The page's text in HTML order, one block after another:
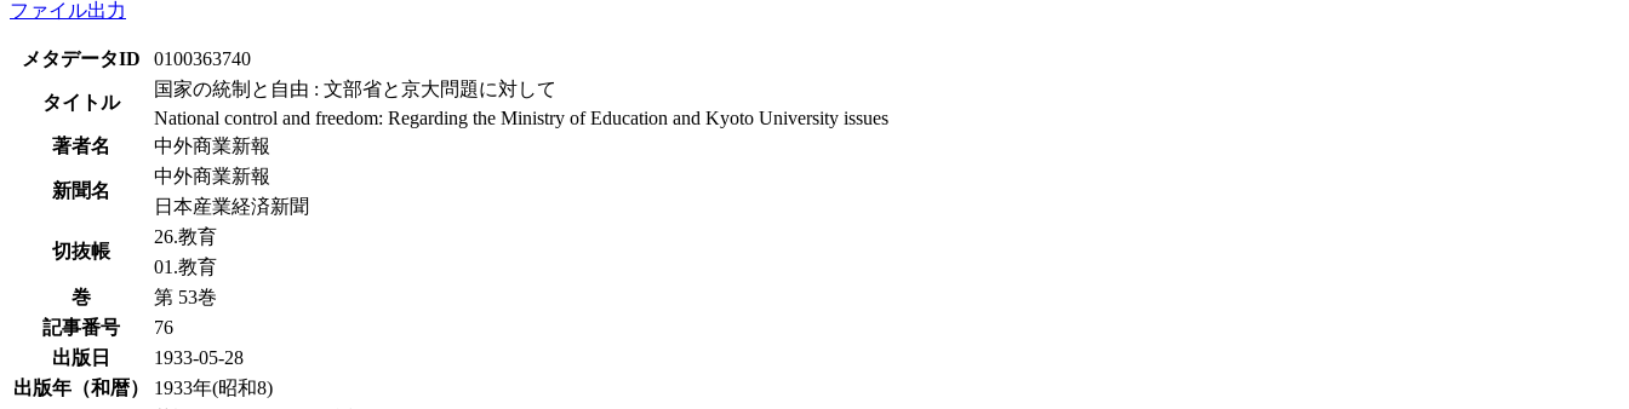
ファイル出力
メタデータID 0100363740
タイトル
国家の統制と自由 : 文部省と京大問題に対して
National control and freedom: Regarding the Ministry of Education and Kyoto University issues
著者名
中外商業新報
新聞名
中外商業新報
日本産業経済新聞
切抜帳
26.教育
01.教育
巻
第 53巻
記事番号
76
出版日
1933-05-28
出版年（和暦）
1933年(昭和8)